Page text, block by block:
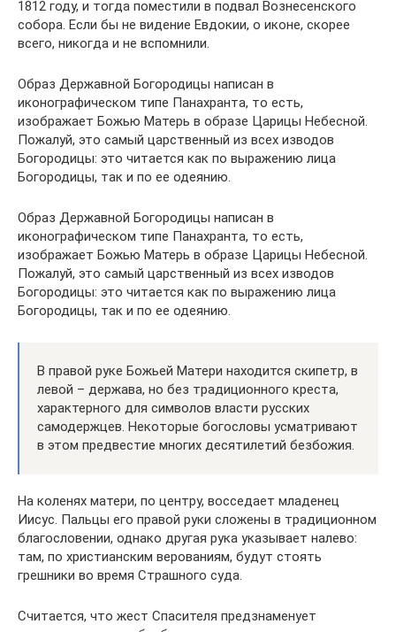
1812 году, и тогда поместили в подвал Вознесенского
собора. Если бы не видение Евдокии, о иконе, скорее
всего, никогда и не вспомнили.
Образ Державной Богородицы написан в
иконографическом типе Панахранта, то есть,
изображает Божью Матерь в образе Царицы Небесной.
Пожалуй, это самый царственный из всех изводов
Богородицы: это читается как по выражению лица
Богородицы, так и по ее одеянию.
Образ Державной Богородицы написан в
иконографическом типе Панахранта, то есть,
изображает Божью Матерь в образе Царицы Небесной.
Пожалуй, это самый царственный из всех изводов
Богородицы: это читается как по выражению лица
Богородицы, так и по ее одеянию.
В правой руке Божьей Матери находится скипетр, в
левой – держава, но без традиционного креста,
характерного для символов власти русских
самодержцев. Некоторые богословы усматривают
в этом предвестие многих десятилетий безбожия.
На коленях матери, по центру, восседает младенец
Иисус. Пальцы его правой руки сложены в традиционном
благословении, однако другая рука указывает налево:
там, по христианским верованиям, будут стоять
грешники во время Страшного суда.
Считается, что жест Спасителя предзнаменует